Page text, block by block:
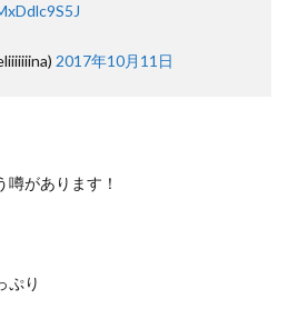
2017年10月11日
があります！
ぷり